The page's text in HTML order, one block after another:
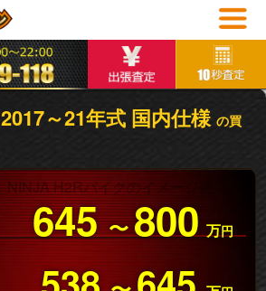
2017～21年式 国内仕様の買
645 〜800 万円